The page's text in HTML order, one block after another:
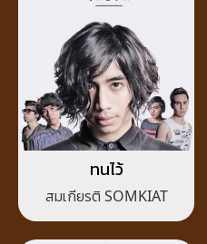
ทนไว้
สมเกียรติ SOMKIAT